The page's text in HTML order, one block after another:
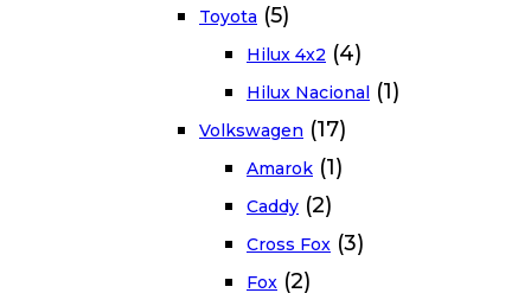
Toyota (5)
Hilux 4x2 (4)
Hilux Nacional (1)
Volkswagen (17)
Amarok (1)
Caddy (2)
Cross Fox (3)
Fox (2)